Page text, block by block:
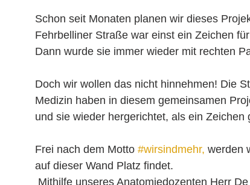
Schon seit Monaten planen wir dieses
Fehrbelliner Straße war einst ein Zeichen
Dann wurde sie immer wieder mit rechten
Doch wir wollen das nicht hinnehmen! Die
Medizin haben in diesem gemeinsamen
und sie wieder hergerichtet, als ein
Frei nach dem Motto #wirsindmehr, werden
auf dieser Wand Platz findet.